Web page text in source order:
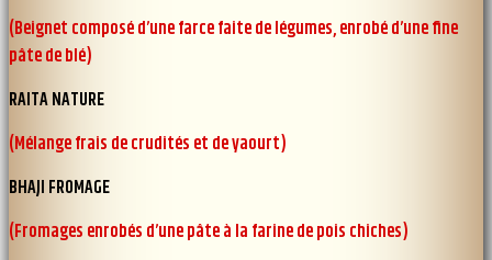
(Beignet composé d’une farce faite de légumes, enrobé d’une fine
pâte de blé)
RAITA NATURE
(Mélange frais de crudités et de yaourt)
BHAJI FROMAGE
(Fromages enrobés d’une pâte à la farine de pois chiches)